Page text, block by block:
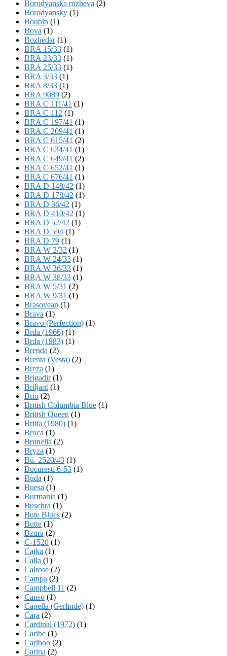
Borodyanska rozheva (2)
Borodyansky (1)
Boubin (1)
Bova (1)
Bozhedar(1)
BRA 15/33 (1)
BRA 23/33 (1)
BRA 25/33 (1)
BRA 3/33 (1)
BRA 8/33 (1)
BRA 9089 (2)
BRA C 111/41 (1)
BRA C 112 (1)
BRA C 197/41 (1)
BRA C 209/41 (1)
BRA C 615/41 (2)
BRA C 634/41 (1)
BRA C 649/41 (2)
BRA C 652/41 (1)
BRA C 676/41 (1)
BRA D 148/42 (1)
BRA D 178/42 (1)
BRA D 36/42 (1)
BRA D 410/42 (1)
BRA D 52/42 (1)
BRA D 594 (1)
BRA D 79 (1)
BRA W 2/32 (1)
BRA W 24/33 (1)
BRA W 36/33 (1)
BRA W 38/33 (1)
BRA W 5/31 (2)
BRA W 9/31 (1)
Brasovean (1)
Brava (1)
Bravo (Perfection) (1)
Brda (1966) (1)
Brda (1983) (1)
Brenda (2)
Brenta (Vesta) (2)
Breza (1)
Brigadir(1)
Briljant (1)
Brio (2)
British Columbia Blue (1)
British Queen (1)
Britta (1980) (1)
Broca (1)
Brunella (2)
Bryza (1)
Bü. 2520/43 (1)
Bucuresti 6-53 (1)
Buda (1)
Buesa (1)
Burmania (1)
Buschra (1)
Bute Blues (2)
Butte (1)
Bzura (2)
C-1520 (1)
Cajka (1)
Calla (1)
Calrose (2)
Campa (2)
Campbell 11 (2)
Canso (1)
Capella (Gerlinde) (1)
Cara (2)
Cardinal (1972) (1)
Caribe (1)
Cariboo (2)
Carina (2)